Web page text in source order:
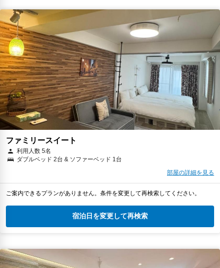
ファミリースイート
利用人数 5名
ダブルベッド 2台 & ソファーベッド 1台
部屋の詳細を見る
ご案内できるプランがありません。条件を変更して再検索してください。
宿泊日を変更して再検索